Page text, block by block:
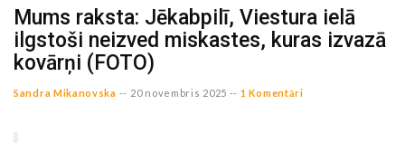
Mums raksta: Jēkabpilī, Viestura ielā
ilgstoši neizved miskastes, kuras izvazā
kovārņi (FOTO)
Sandra Mikanovska -- 20 novembris 2025 -- 1 Komentāri